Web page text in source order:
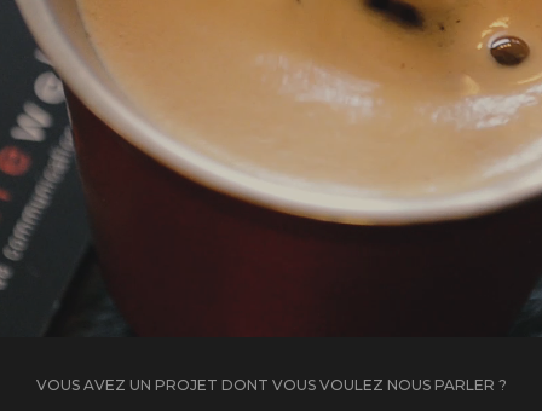
VOUS AVEZ UN PROJET DONT VOUS VOULEZ NOUS PARLER ?